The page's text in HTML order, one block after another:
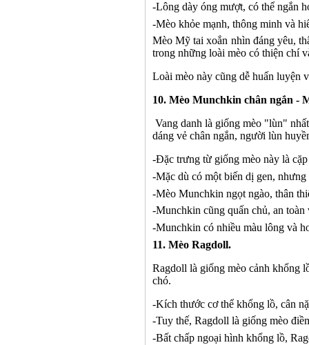
-Lông dày óng mượt, có thể ngắn
-Mèo khỏe mạnh, thông minh và
Mèo Mỹ tai xoắn nhìn đáng yêu,
trong những loài mèo có thiện chí
Loài mèo này cũng dễ huấn luyện
10. Mèo Munchkin chân ngắn -
Vang danh là giống mèo "lùn"
dáng vẻ chân ngắn, người lùn
-Đặc trưng từ giống mèo này là
-Mặc dù có một biến dị gen,
-Mèo Munchkin ngọt ngào, thân
-Munchkin cũng quấn chủ, an toàn
-Munchkin có nhiều màu lông và
11. Mèo Ragdoll.
Ragdoll là giống mèo cảnh khổng
chó.
-Kích thước cơ thể khổng lồ, cân
-Tuy thế, Ragdoll là giống mèo
-Bất chấp ngoại hình khổng lồ,